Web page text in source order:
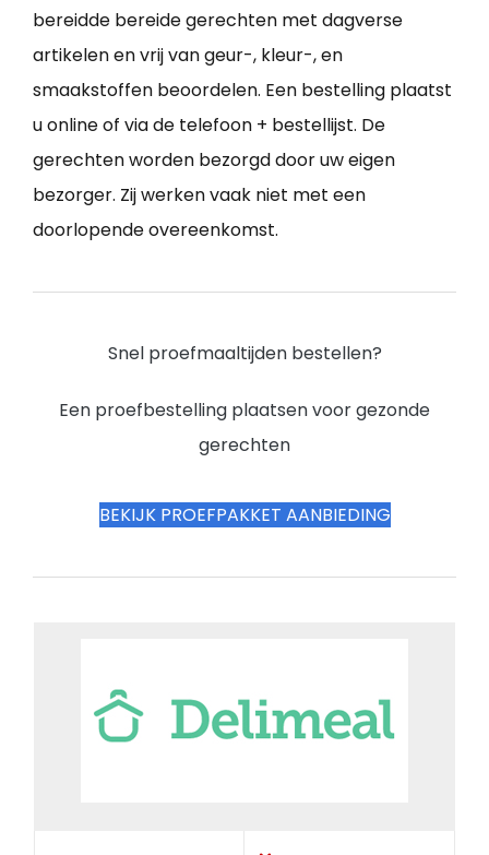
bereidde bereide gerechten met dagverse
artikelen en vrij van geur-, kleur-, en
smaakstoffen beoordelen. Een bestelling plaatst
u online of via de telefoon + bestellijst. De
gerechten worden bezorgd door uw eigen
bezorger. Zij werken vaak niet met een
doorlopende overeenkomst.
Snel proefmaaltijden bestellen?
Een proefbestelling plaatsen voor gezonde
gerechten
BEKIJK PROEFPAKKET AANBIEDING